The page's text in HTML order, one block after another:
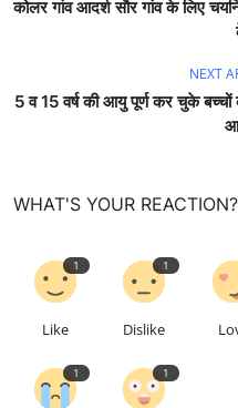
कोलर गांव आदर्श सौर गांव के लिए
NEXT
5 व 15 वर्ष की आयु पूर्ण कर चुके
WHAT'S YOUR REACTION?
1
Like
1
Dislike
1 1